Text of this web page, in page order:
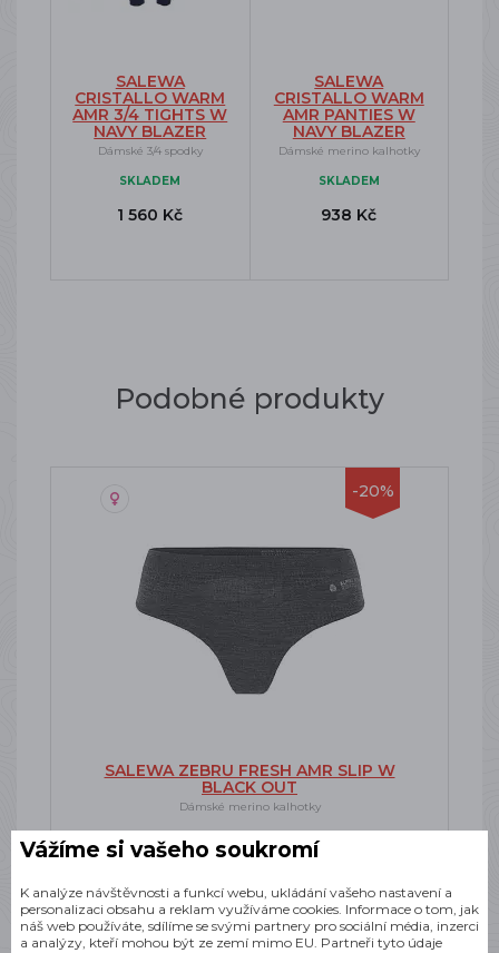
SALEWA
CRISTALLO WARM
AMR 3/4 TIGHTS W
NAVY BLAZER
Dámské 3/4 spodky
SKLADEM
1 560 Kč
SALEWA
CRISTALLO WARM
AMR PANTIES W
NAVY BLAZER
Dámské merino kalhotky
SKLADEM
938 Kč
Podobné produkty
-20%
SALEWA ZEBRU FRESH AMR SLIP W
BLACK OUT
Dámské merino kalhotky
Vážíme si vašeho soukromí
K analýze návštěvnosti a funkcí webu, ukládání vašeho nastavení a
personalizaci obsahu a reklam využíváme cookies. Informace o tom, jak
náš web používáte, sdílíme se svými partnery pro sociální média, inzerci
a analýzy, kteří mohou být ze zemí mimo EU. Partneři tyto údaje